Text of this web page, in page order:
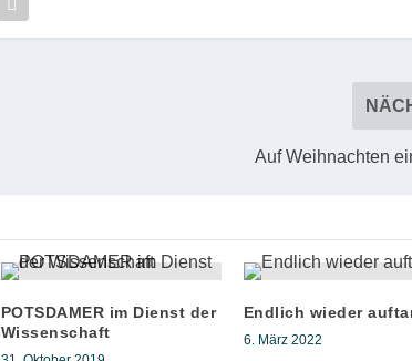
Auf Weihnachten
POTSDAMER im Dienst der
Wissenschaft
Endlich wieder
6. März 2022